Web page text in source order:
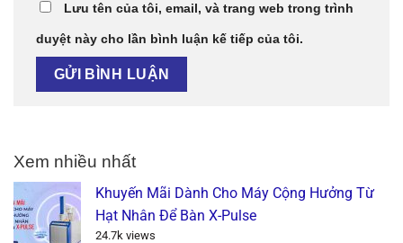
Lưu tên của tôi, email, và trang web trong trình
duyệt này cho lần bình luận kế tiếp của tôi.
Xem nhiều nhất
Khuyến Mãi Dành Cho Máy Cộng Hưởng Từ
Hạt Nhân Để Bàn X-Pulse
24.7k views